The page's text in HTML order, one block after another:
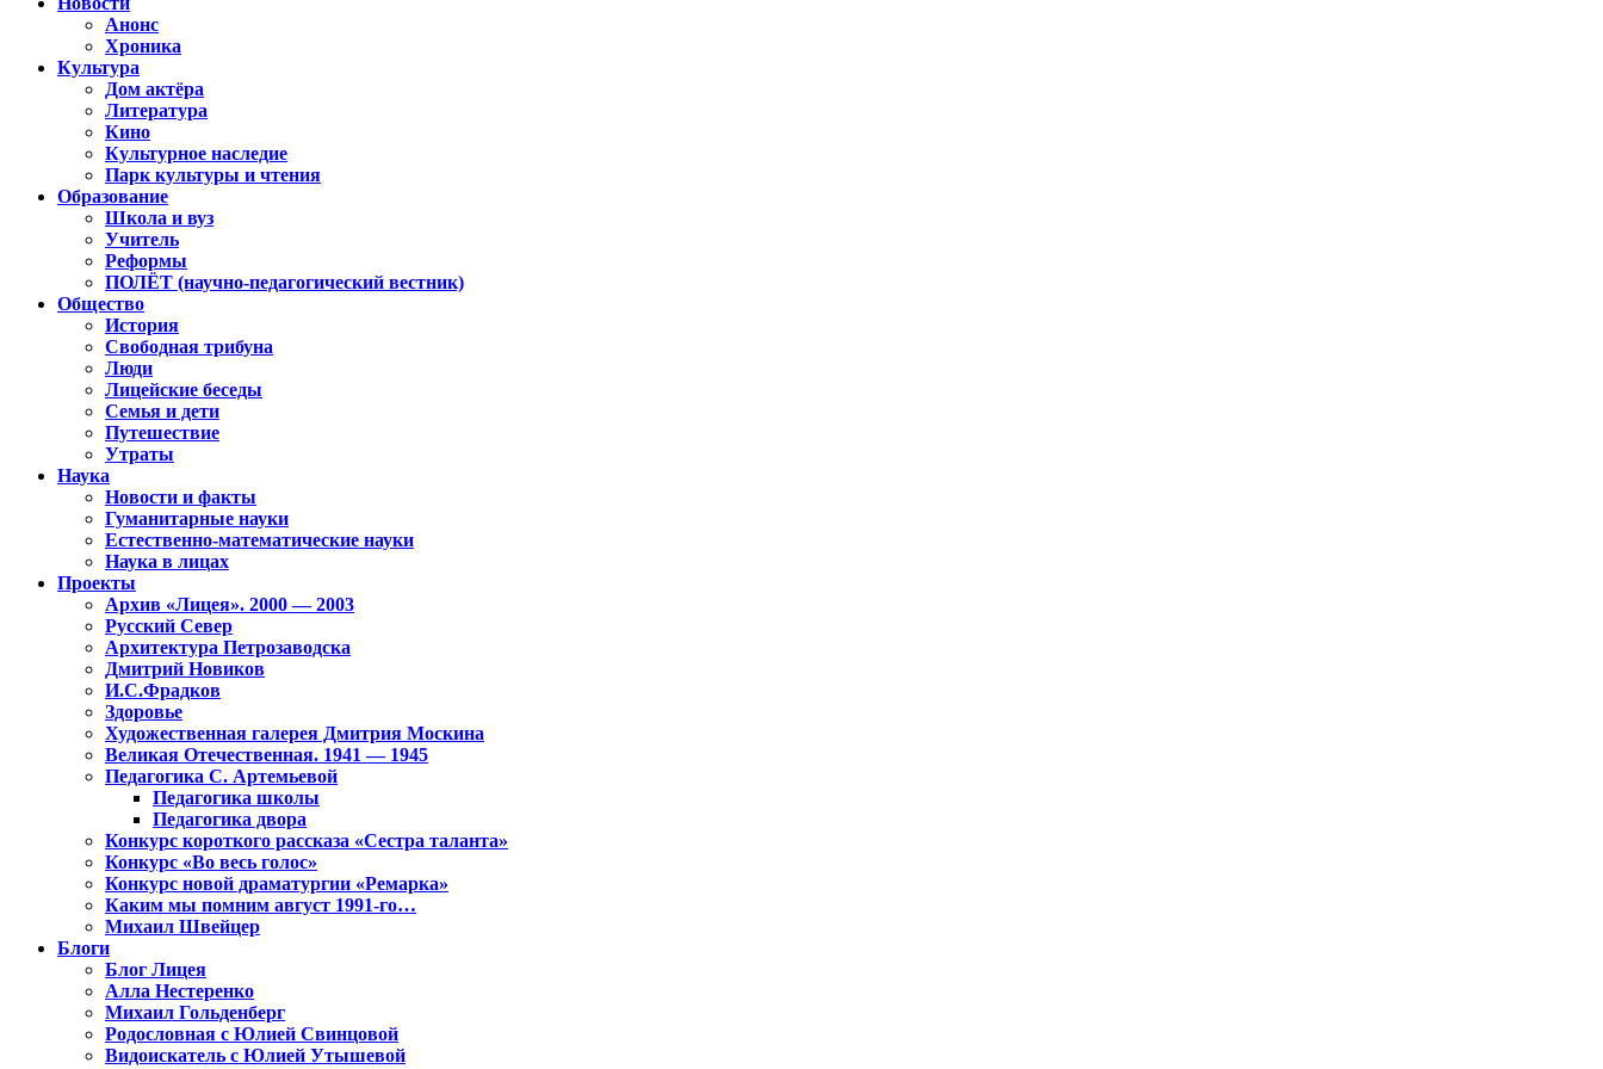
Анонс
Хроника
Культура
Дом актёра
Литература
Кино
Культурное наследие
Парк культуры и чтения
Образование
Школа и вуз
Учитель
Реформы
ПОЛЁТ (научно-педагогический вестник)
Общество
История
Свободная трибуна
Люди
Лицейские беседы
Семья и дети
Путешествие
Утраты
Наука
Новости и факты
Гуманитарные науки
Естественно-математические науки
Наука в лицах
Проекты
Архив «Лицея». 2000 — 2003
Русский Север
Архитектура Петрозаводска
Дмитрий Новиков
И.С.Фрадков
Здоровье
Художественная галерея Дмитрия Москина
Великая Отечественная. 1941 — 1945
Педагогика С. Артемьевой
Педагогика школы
Педагогика двора
Конкурс короткого рассказа «Сестра таланта»
Конкурс «Во весь голос»
Конкурс новой драматургии «Ремарка»
Каким мы помним август 1991-го…
Михаил Швейцер
Блоги
Блог Лицея
Алла Нестеренко
Михаил Гольденберг
Родословная с Юлией Свинцовой
Видоискатель с Юлией Утышевой